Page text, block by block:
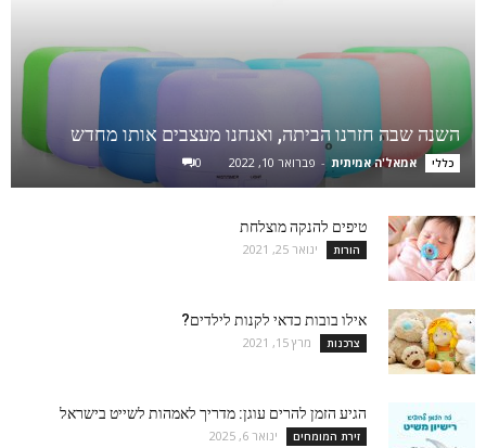
השנה שבה חזרנו הביתה, ואנחנו מעצבים אותו מחדש
כללי אמאל'ה אמיתית - פברואר 10, 2022 0
טיפים להנקה מוצלחת
הורות ינואר 25, 2021
אילו בובות כדאי לקנות לילדים?
צרכנות מרץ 15, 2021
הגיע הזמן להרים עוגן: מדריך לאמהות לשייט בישראל
זירת המומחים ינואר 6, 2025